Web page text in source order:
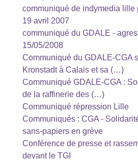
communiqué de indymedia lille
19 avril 2007
communiqué du GDALE -
15/05/2008
Communiqué du GDALE-CGA
Kronstadt à Calais et sa (…)
Communiqué GDALE-CGA :
de la raffinerie des (…)
Communiqué répression Lille
Communiqués : CGA -
sans-papiers en grève
Conférence de presse et
devant le TGI